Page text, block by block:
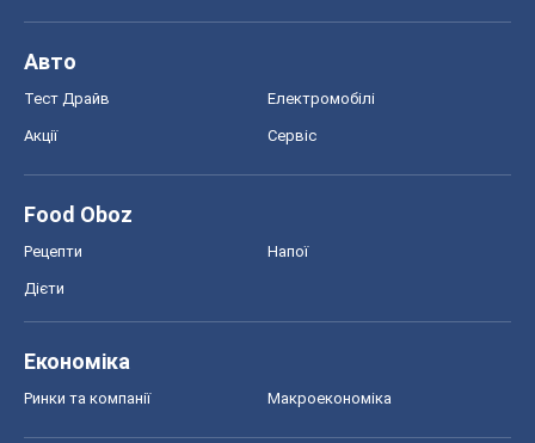
Авто
Тест Драйв Електромобілі
Акції Сервіс
Food Oboz
Рецепти Напої
Дієти
Економіка
Ринки та компанії Макроекономіка